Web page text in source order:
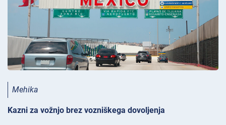
Mehika
Kazni za vožnjo brez vozniškega dovoljenja